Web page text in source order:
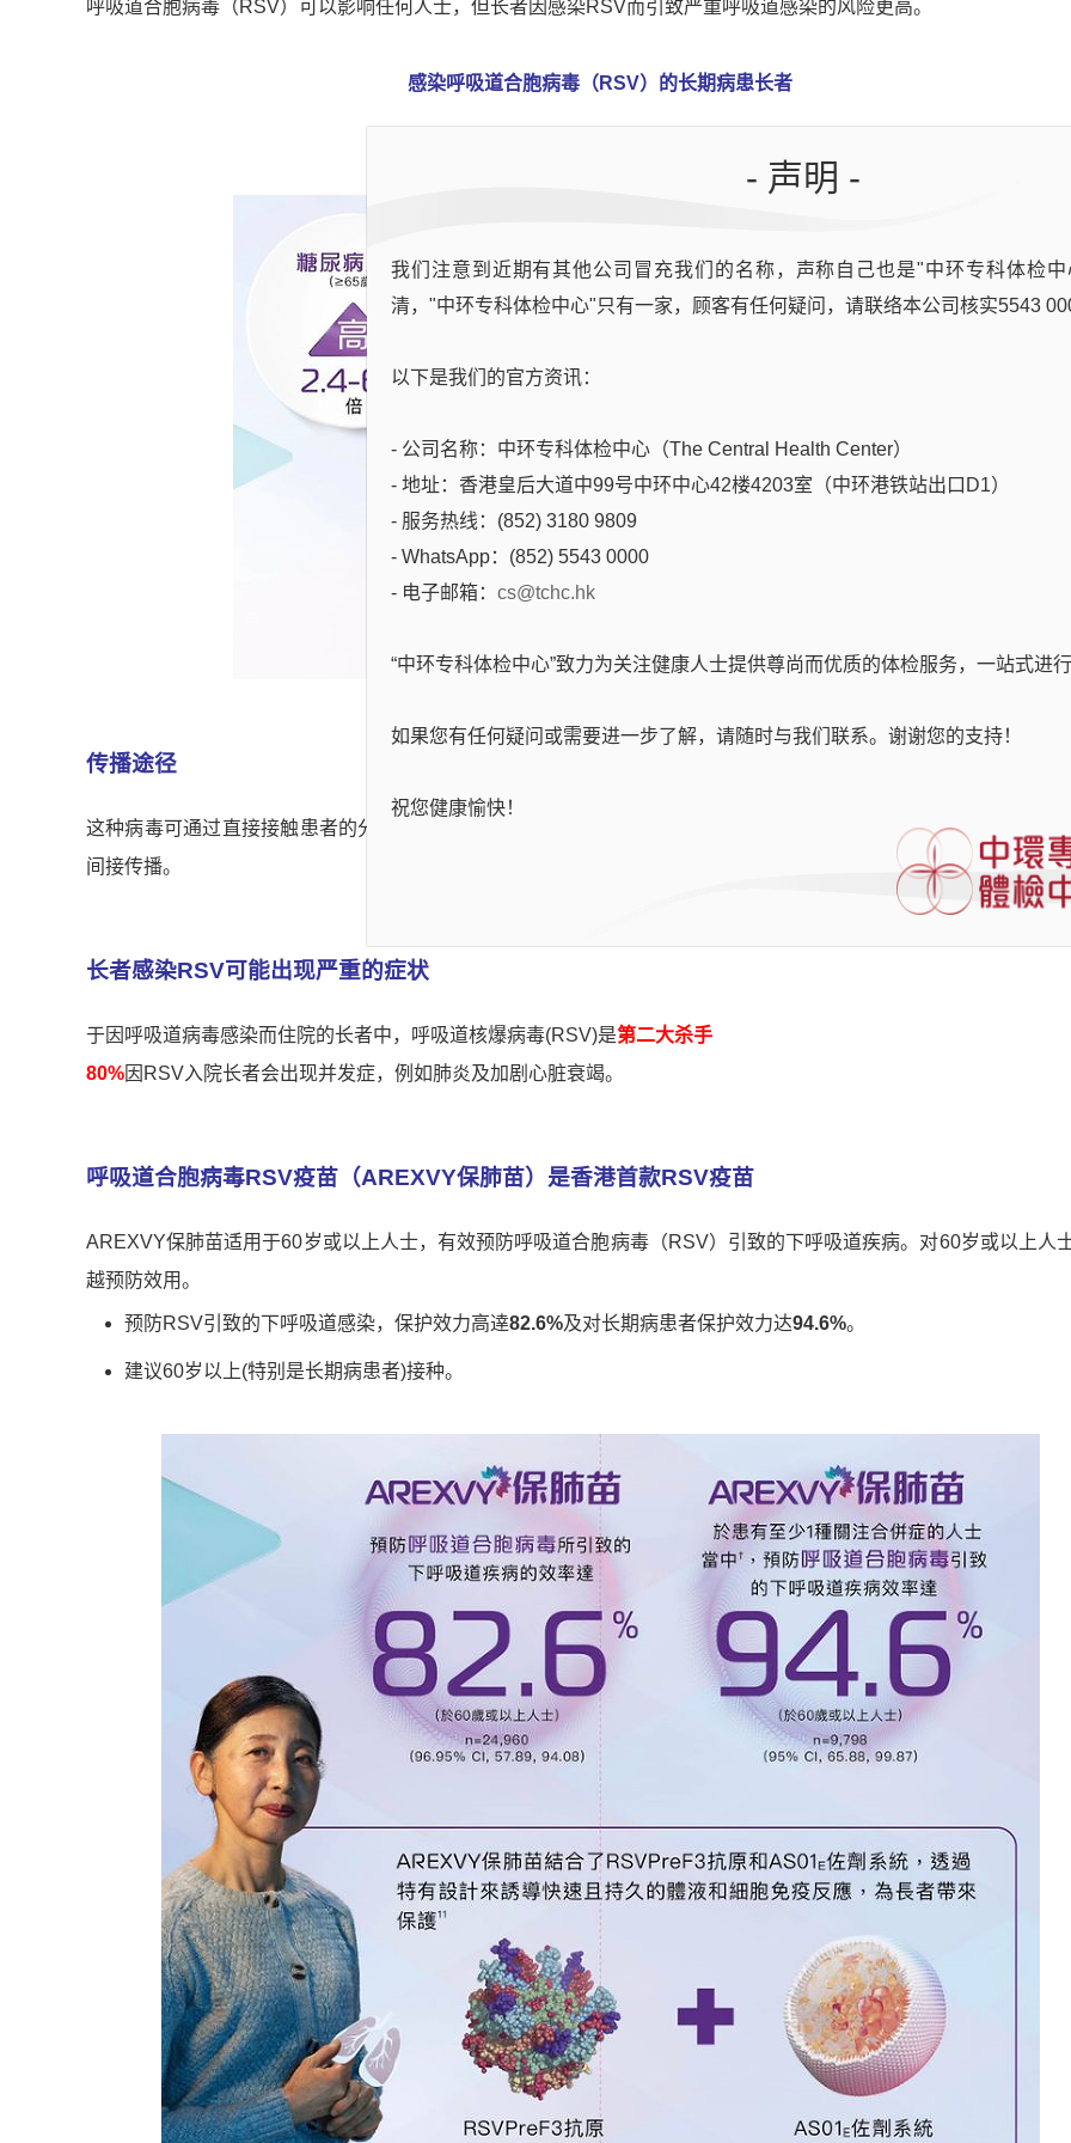
呼吸道合胞病毒（RSV）可以影响任何人士，但长者因感染RSV而引致严重呼吸道感染的风险更高。
感染呼吸道合胞病毒（RSV）的长期病患长者
传播途径
这种病毒可通过直接接触患者的分泌物、飞沫传播，或通过受污染的手、食具或接触刚染有患者鼻或喉部分泌物的
间接传播。
长者感染RSV可能出现严重的症状
于因呼吸道病毒感染而住院的长者中，呼吸道核爆病毒(RSV)是第二大杀手
80%因RSV入院长者会出现并发症，例如肺炎及加剧心脏衰竭。
呼吸道合胞病毒RSV疫苗（AREXVY保肺苗）是香港首款RSV疫苗
AREXVY保肺苗适用于60岁或以上人士，有效预防呼吸道合胞病毒（RSV）引致的下呼吸道疾病。对60岁或以上人
越预防效用。
预防RSV引致的下呼吸道感染，保护效力高逹82.6%及对长期病患者保护效力达94.6%。
建议60岁以上(特别是长期病患者)接种。
- 声明 -
我们注意到近期有其他公司冒充我们的名称，声称自己也是"中环专科体检
清，"中环专科体检中心"只有一家，顾客有任何疑问，请联络本公司核实5543
以下是我们的官方资讯：
- 公司名称：中环专科体检中心（The Central Health Center）
- 地址：香港皇后大道中99号中环中心42楼4203室（中环港铁站出口D1）
- 服务热线：(852) 3180 9809
- WhatsApp：(852) 5543 0000
- 电子邮箱： cs@tchc.hk
“中环专科体检中心”致力为关注健康人士提供尊尚而优质的体检服务，一站式进
如果您有任何疑问或需要进一步了解，请随时与我们联系。谢谢您的支持！
祝您健康愉快！